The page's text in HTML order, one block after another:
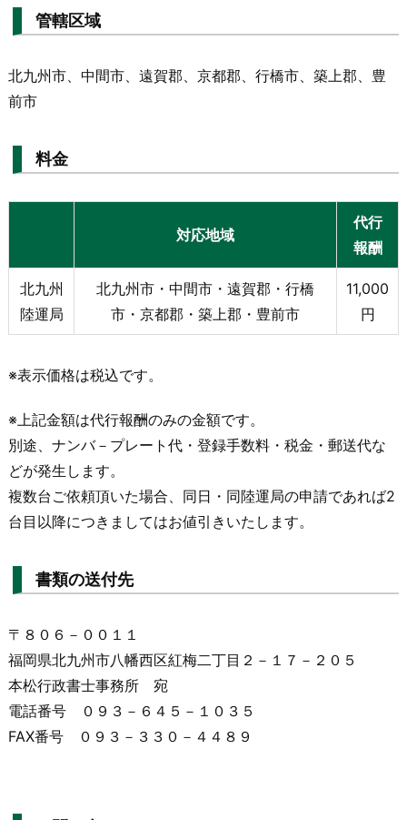
管轄区域
北九州市、中間市、遠賀郡、京都郡、行橋市、築上郡、豊
前市
料金
対応地域
代行
報酬
北九州
陸運局
北九州市・中間市・遠賀郡・行橋
市・京都郡・築上郡・豊前市
11,000
円
※表示価格は税込です。
※上記金額は代行報酬のみの金額です。
別途、ナンバ－プレート代・登録手数料・税金・郵送代な
どが発生します。
複数台ご依頼頂いた場合、同日・同陸運局の申請であれば2
台目以降につきましてはお値引きいたします。
書類の送付先
〒８０６－００１１
福岡県北九州市八幡西区紅梅二丁目２－１７－２０５
本松行政書士事務所 宛
電話番号 ０９３－６４５－１０３５
FAX番号 ０９３－３３０－４４８９